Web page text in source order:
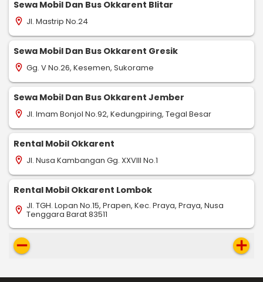
Sewa Mobil Dan Bus Okkarent Blitar
location_on Jl. Mastrip No.24
Sewa Mobil Dan Bus Okkarent Gresik
location_on Gg. V No.26, Kesemen, Sukorame
Sewa Mobil Dan Bus Okkarent Jember
location_on Jl. Imam Bonjol No.92, Kedungpiring, Tegal Besar
Rental Mobil Okkarent
location_on Jl. Nusa Kambangan Gg. XXVIII No.1
Rental Mobil Okkarent Lombok
location_on Jl. TGH. Lopan No.15, Prapen, Kec. Praya, Praya, Nusa
Tenggara Barat 83511
remove add